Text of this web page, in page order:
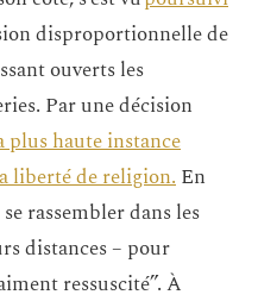
disproportionnelle de
ouverts les
Par une décision
plus haute instance
liberté de religion.En
rassembler dans les
distances – pour
ressuscité”. À